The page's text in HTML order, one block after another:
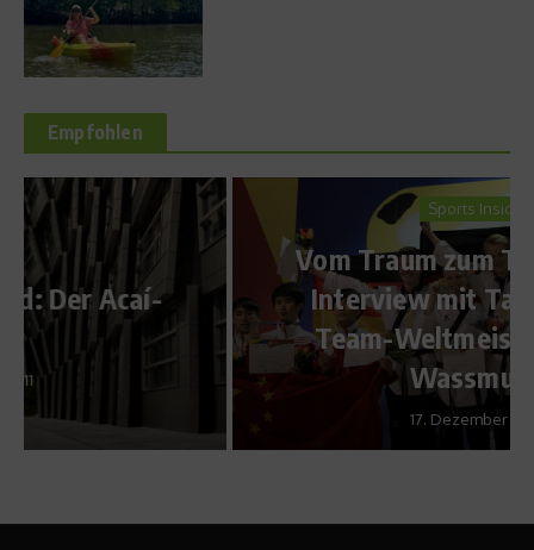
Empfohlen
Sports Inside
Vom Traum zum Titelträger –
Interview mit Taekwondo-
Team-Weltmeister Adrian
Wassmuth